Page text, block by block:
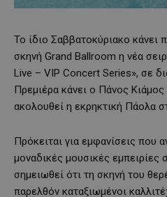
Το ίδιο Σαββατοκύριακο κάνει
σκηνή Grand Ballroom η νέα
Live – VIP Concert Series», σε
Πρεμιέρα κάνει ο Πάνος Κιάμος
ακολουθεί η εκρηκτική Πάολα
Πρόκειται για εμφανίσεις που
μοναδικές μουσικές εμπειρίες
σημειωθεί ότι τη σκηνή του
παρελθόν καταξιωμένοι